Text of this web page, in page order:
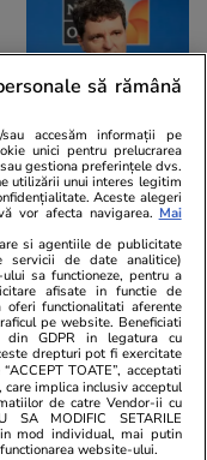
17 iul.
să rămână
accesăm informații pe
unici pentru prelucrarea
gestiona preferințele dvs.
utilizării unui interes legitim
Aceste alegeri
vor afecta navigarea. Mai
si agentiile de publicitate
servicii de date analitice)
sa functioneze, pentru a
afisate in functie de
functionalitati aferente
pe website. Beneficiati
GDPR in legatura cu
drepturi pot fi exercitate
TOATE”, acceptati
implica inclusiv acceptul
de catre Vendor-ii cu
SA MODIFIC SETARILE
mod individual, mai putin
website-ului.